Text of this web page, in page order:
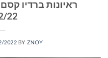
22
2022 BY ZNOY